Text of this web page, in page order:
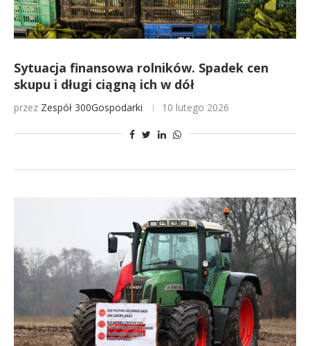
Sytuacja finansowa rolników. Spadek cen
skupu i długi ciągną ich w dół
przez Zespół 300Gospodarki 10 lutego 2026